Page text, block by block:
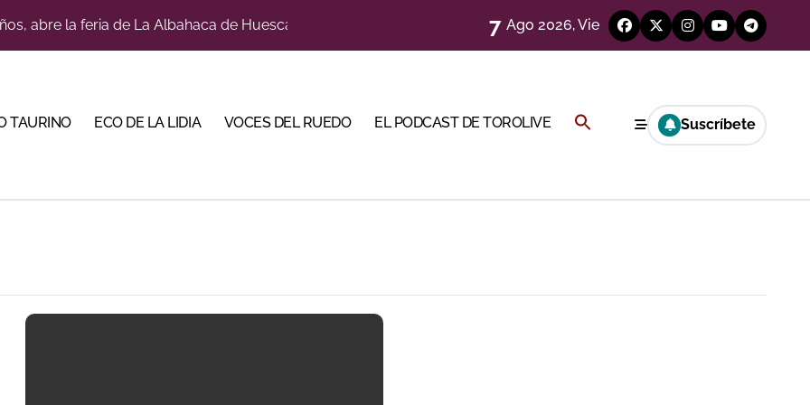
abre la feria de La Albahaca de Huesca
por los jóvenes con entradas desde un euro
sobresale en una noche gris en Las Ventas
Martín para su regreso a Huesca trece años después (Imágenes)
7 Ago 2026, Vie
TAURINO ECO DE LA LIDIA VOCES DEL RUEDO EL PODCAST DE TOROLIVE Buscar: Suscríbete